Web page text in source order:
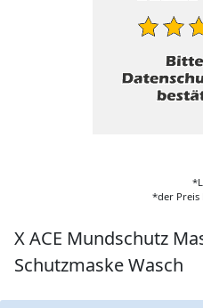
*der Preis
X ACE Mundschutz
Schutzmaske Wasch